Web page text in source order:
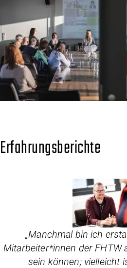
Erfahrungsberichte
„Manchmal bin ich
Mitarbeiter*innen der FHTW
sein können; vielleicht